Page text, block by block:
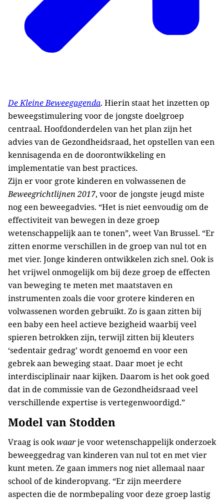
De Kleine Beweegagenda. Hierin staat het inzetten op
beweegstimulering voor de jongste doelgroep
centraal. Hoofdonderdelen van het plan zijn het
advies van de Gezondheidsraad, het opstellen van een
kennisagenda en de doorontwikkeling en
implementatie van best practices.
Zijn er voor grote kinderen en volwassenen de
Beweegrichtlijnen 2017, voor de jongste jeugd miste
nog een beweegadvies. “Het is niet eenvoudig om de
effectiviteit van bewegen in deze groep
wetenschappelijk aan te tonen”, weet Van Brussel. “Er
zitten enorme verschillen in de groep van nul tot en
met vier. Jonge kinderen ontwikkelen zich snel. Ook is
het vrijwel onmogelijk om bij deze groep de effecten
van beweging te meten met maatstaven en
instrumenten zoals die voor grotere kinderen en
volwassenen worden gebruikt. Zo is gaan zitten bij
een baby een heel actieve bezigheid waarbij veel
spieren betrokken zijn, terwijl zitten bij kleuters
‘sedentair gedrag’ wordt genoemd en voor een
gebrek aan beweging staat. Daar moet je echt
interdisciplinair naar kijken. Daarom is het ook goed
dat in de commissie van de Gezondheidsraad veel
verschillende expertise is vertegenwoordigd.”
Model van Stodden
Vraag is ookwaarje voor wetenschappelijk onderzoek
beweeggedrag van kinderen van nul tot en met vier
kunt meten. Ze gaan immers nog niet allemaal naar
school of de kinderopvang. “Er zijn meerdere
aspecten die de normbepaling voor deze groep lastig